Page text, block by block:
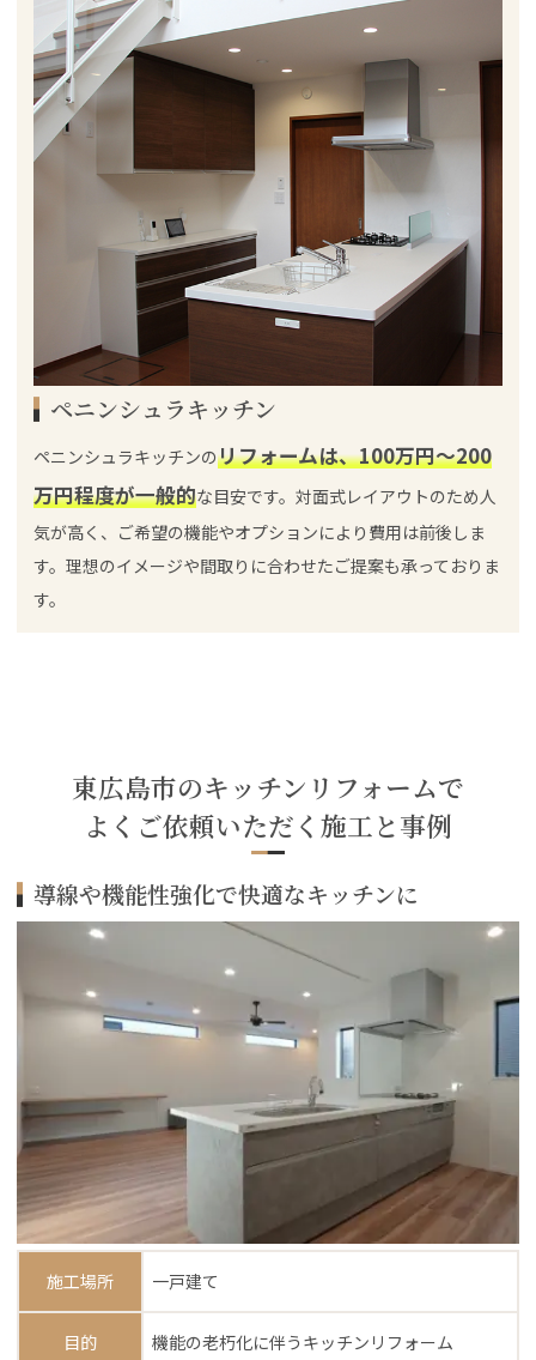
ペニンシュラキッチン
ペニンシュラキッチンのリフォームは、100万円～200
万円程度が一般的な目安です。対面式レイアウトのため人
気が高く、ご希望の機能やオプションにより費用は前後しま
す。理想のイメージや間取りに合わせたご提案も承っておりま
す。
東広島市のキッチンリフォームで
よくご依頼いただく施工と事例
導線や機能性強化で快適なキッチンに
施工場所 一戸建て
目的 機能の老朽化に伴うキッチンリフォーム